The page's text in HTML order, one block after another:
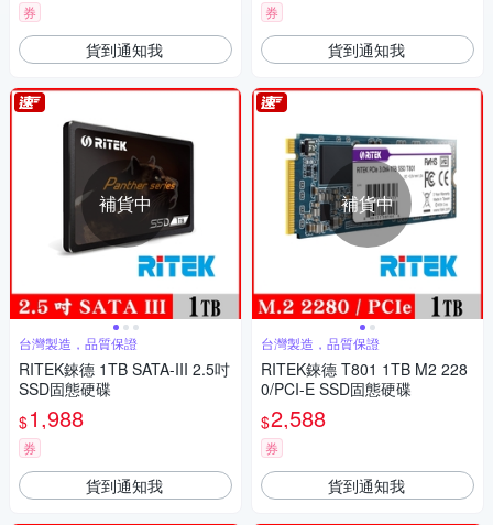
券
貨到通知我
補貨中
台灣製造，品質保證
RITEK錸德 1TB SATA-III 2.5吋
SSD固態硬碟
$1,988
券
貨到通知我
券
貨到通知我
補貨中
台灣製造，品質保證
RITEK錸德 T801 1TB M2 228
0/PCI-E SSD固態硬碟
$2,588
券
貨到通知我